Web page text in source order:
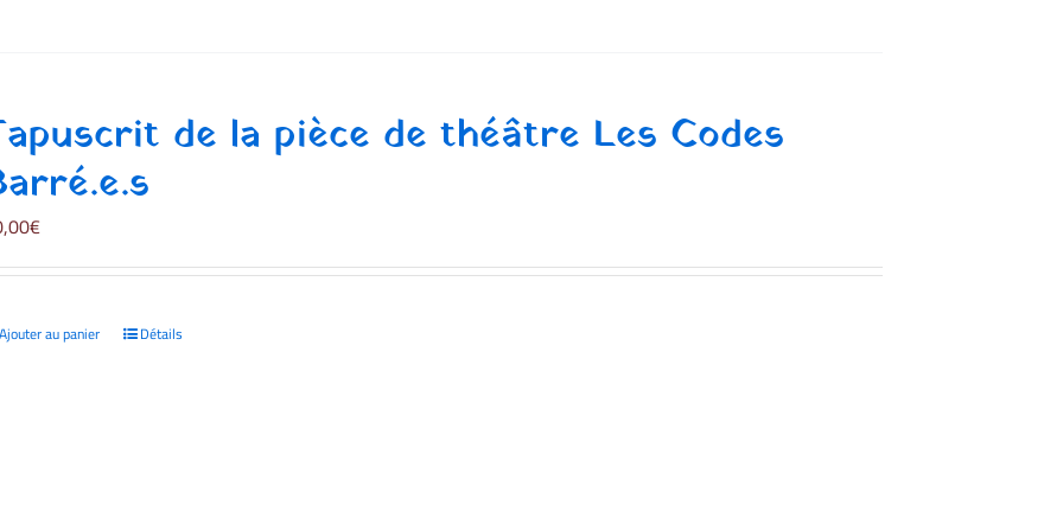
de la pièce de théâtre Les Codes
€
au panier Détails